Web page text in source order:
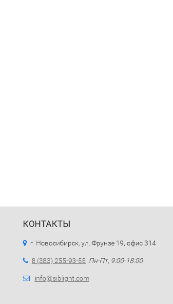
КОНТАКТЫ
г. Новосибирск, ул. Фрунзе 19, офис 314
8 (383) 255-93-55 Пн-Пт, 9:00-18:00
info@siblight.com